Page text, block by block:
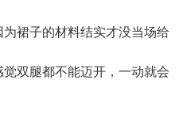
裙子的材料结实才没当场给
双腿都不能迈开，一动就会